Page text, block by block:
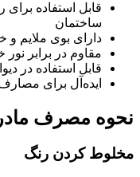
قابل استفاده
ساختمان
دارای بوی ملایم
مقاوم در برابر
قابل استفاده در
ایده‌آل برای مصارف
نحوه مصرف مادر
مخلوط کردن رنگ